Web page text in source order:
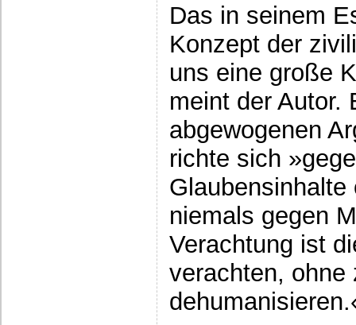
Das in seinem
Konzept der
uns eine große
meint der Autor.
abgewogenen
richte sich
Glaubensinhalte
niemals gegen
Verachtung ist
verachten, ohne